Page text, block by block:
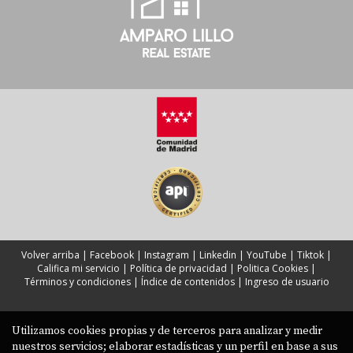
Volver arriba | Facebook | Instagram | Linkedin | YouTube | Tiktok |
Califica mi servicio | Política de privacidad | Politica Cookies |
Términos y condiciones| Índice de contenidos| Ingreso de usuario
Utilizamos cookies propias y de terceros para analizar y medir
nuestros servicios; elaborar estadísticas y un perfil en base a sus